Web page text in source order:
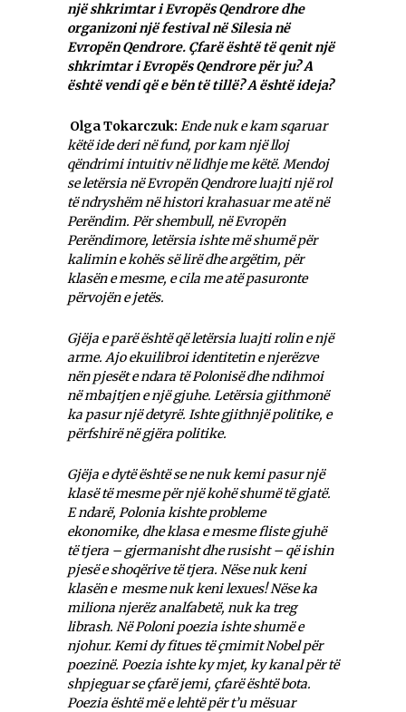
një shkrimtar i Evropës Qendrore dhe
organizoni një festival në Silesia në
Evropën Qendrore. Çfarë është të qenit një
shkrimtar i Evropës Qendrore për ju? A
është vendi që e bën të tillë? A është ideja?
Olga Tokarczuk: Ende nuk e kam sqaruar
këtë ide deri në fund, por kam një lloj
qëndrimi intuitiv në lidhje me këtë. Mendoj
se letërsia në Evropën Qendrore luajti një rol
të ndryshëm në histori krahasuar me atë në
Perëndim. Për shembull, në Evropën
Perëndimore, letërsia ishte më shumë për
kalimin e kohës së lirë dhe argëtim, për
klasën e mesme, e cila me atë pasuronte
përvojën e jetës.
Gjëja e parë është që letërsia luajti rolin e një
arme. Ajo ekuilibroi identitetin e njerëzve
nën pjesët e ndara të Polonisë dhe ndihmoi
në mbajtjen e një gjuhe. Letërsia gjithmonë
ka pasur një detyrë. Ishte gjithnjë politike, e
përfshirë në gjëra politike.
Gjëja e dytë është se ne nuk kemi pasur një
klasë të mesme për një kohë shumë të gjatë.
E ndarë, Polonia kishte probleme
ekonomike, dhe klasa e mesme fliste gjuhë
të tjera – gjermanisht dhe rusisht – që ishin
pjesë e shoqërive të tjera. Nëse nuk keni
klasën e mesme nuk keni lexues! Nëse ka
miliona njerëz analfabetë, nuk ka treg
librash. Në Poloni poezia ishte shumë e
njohur. Kemi dy fitues të çmimit Nobel për
poezinë. Poezia ishte ky mjet, ky kanal për të
shpjeguar se çfarë jemi, çfarë është bota.
Poezia është më e lehtë për t’u mësuar